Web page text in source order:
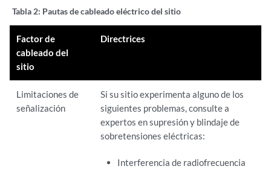
Tabla 2: Pautas de cableado eléctrico del sitio
Factor de
cableado del
sitio
Directrices
Limitaciones de
señalización
Si su sitio experimenta alguno de los
siguientes problemas, consulte a
expertos en supresión y blindaje de
sobretensiones eléctricas:
Interferencia de radiofrecuencia